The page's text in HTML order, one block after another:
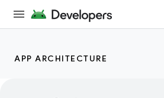
APP ARCHITECTURE